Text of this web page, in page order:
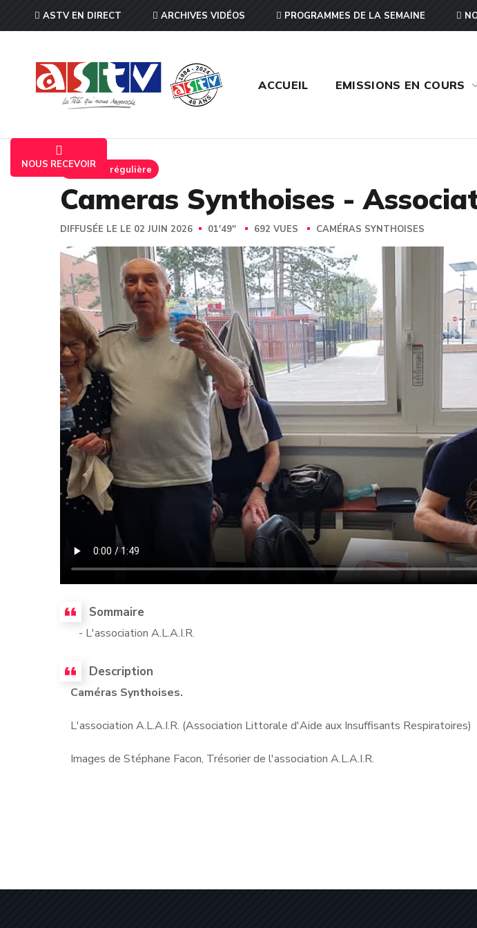
ASTV EN DIRECT ARCHIVES VIDÉOS PROGRAMMES DE LA SEMAINE
ACCUEIL EMISSIONS EN COURS
NOUS RECEVOIREmission régulière
Cameras Synthoises -
DIFFUSÉE LE LE 02 JUIN 2026 01'49'' 692 VUES CAMÉRAS SYNTHOISES
Sommaire
- L'association A.L.A.I.R.
Description
Caméras Synthoises.
L'association A.L.A.I.R. (Association Littorale d'Aide aux Insuffisants Respiratoires)
Images de Stéphane Facon, Trésorier de l'association A.L.A.I.R.